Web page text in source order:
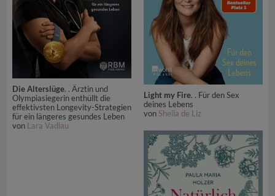
Die Alterslüge. . Ärztin und
Olympiasiegerin enthüllt die
effektivsten Longevity-Strategien
für ein längeres gesundes Leben
von Lara Vadlau
Light my Fire. . Für den Sex
deines Lebens
von Sheila de Liz